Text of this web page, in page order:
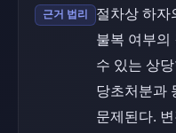
근거 법리
절차상 하자
불복 여부의
수 있는 상
당초처분과
문제된다.